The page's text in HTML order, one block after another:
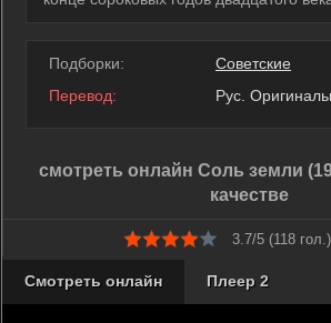
Подборки:
Советские
Перевод:
Рус.
смотреть онлайн Соль земли
качестве
3.7/5 (118 гол.)
Смотреть онлайн Плеер 2